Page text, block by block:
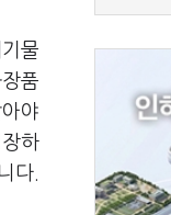
물
품
야
하
다.